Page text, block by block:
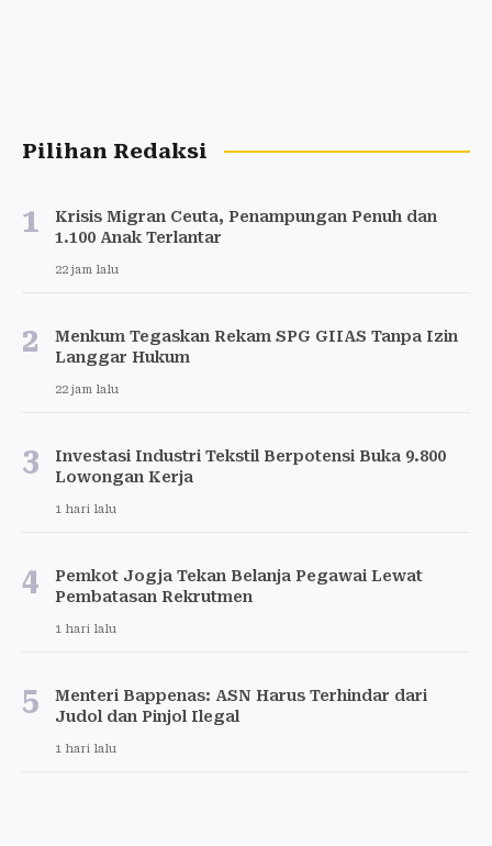
Pilihan Redaksi
1
Krisis Migran Ceuta, Penampungan Penuh dan
1.100 Anak Terlantar
22 jam lalu
2
Menkum Tegaskan Rekam SPG GIIAS Tanpa Izin
Langgar Hukum
22 jam lalu
3
Investasi Industri Tekstil Berpotensi Buka 9.800
Lowongan Kerja
1 hari lalu
4
Pemkot Jogja Tekan Belanja Pegawai Lewat
Pembatasan Rekrutmen
1 hari lalu
5
Menteri Bappenas: ASN Harus Terhindar dari
Judol dan Pinjol Ilegal
1 hari lalu